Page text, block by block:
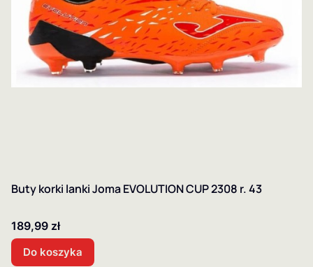
Buty korki lanki Joma EVOLUTION CUP 2308 r. 43
Cena
189,99 zł
Do koszyka